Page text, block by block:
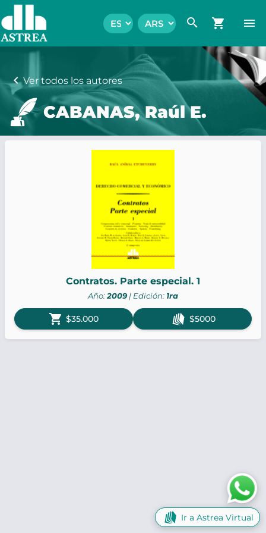
search shopping_cart menu
chevron_leftVer todos los autores
CABANAS, Raúl E.
Contratos. Parte especial. 1
Año:2009 | Edición: 1ra
shopping_cart $35.000 $5000
Ir a Astrea Virtual